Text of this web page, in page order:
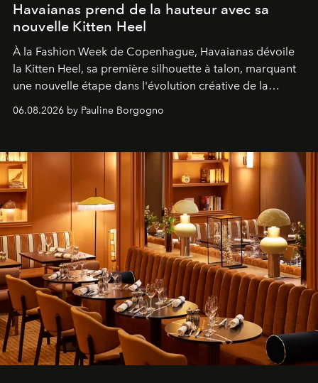
Havaianas prend de la hauteur avec sa
nouvelle Kitten Heel
À la Fashion Week de Copenhague, Havaianas dévoile
la Kitten Heel, sa première silhouette à talon, marquant
une nouvelle étape dans l'évolution créative de la
06.08.2026 by Pauline Borgogno